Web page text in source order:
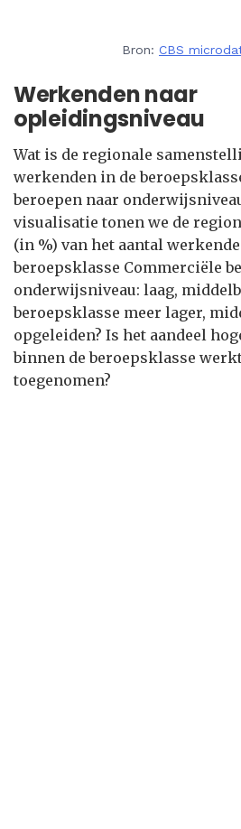
Bron: CBS
Werkenden naar
opleidingsniveau
Wat is de regionale
werkenden in de
beroepen naar
visualisatie tonen we de
(in %) van het aantal
beroepsklasse Commerciële
onderwijsniveau: laag,
beroepsklasse meer lager,
opgeleiden? Is het aandeel
binnen de beroepsklasse
toegenomen?